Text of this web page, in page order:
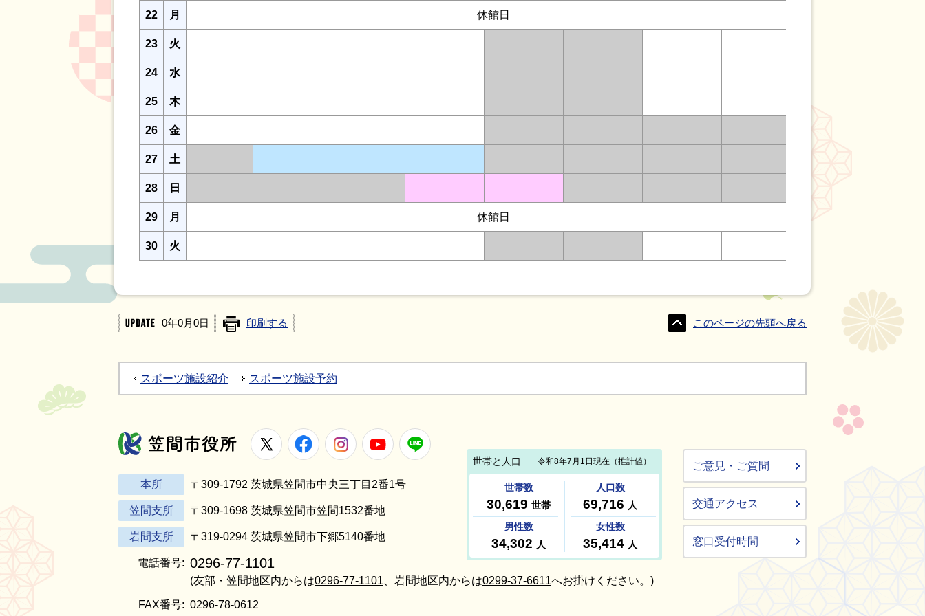
22 月 休館日
23 火
24 水
25 木
26 金
27 土
28 日
29 月 休館日
30 火
0年0月0日 印刷する このページの先頭へ戻る
スポーツ施設紹介 スポーツ施設予約
笠間市役所
X FacebookInstagramYoutube
本所 〒309-1792 茨城県笠間市中央三丁目2番1号
笠間支所 〒309-1698 茨城県笠間市笠間1532番地
岩間支所 〒319-0294 茨城県笠間市下郷5140番地
電話番号: 0296-77-1101
(友部・笠間地区内からは0296-77-1101 、岩間地区内からは0299-37-6611へお掛けください。)
FAX番号: 0296-78-0612
ご意見・ご質問
交通アクセス
窓口受付時間